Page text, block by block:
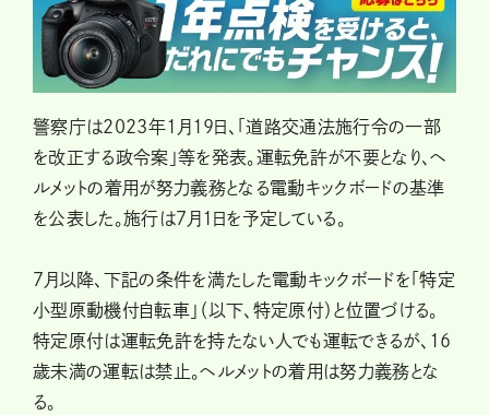
警察庁は2023年1月19日、「道路交通法施行令の一部
を改正する政令案」等を発表。運転免許が不要となり、ヘ
ルメットの着用が努力義務となる電動キックボードの基準
を公表した。施行は7月1日を予定している。
７月以降、下記の条件を満たした電動キックボードを「特定
小型原動機付自転車」（以下、特定原付）と位置づける。
特定原付は運転免許を持たない人でも運転できるが、16
歳未満の運転は禁止。ヘルメットの着用は努力義務とな
る。